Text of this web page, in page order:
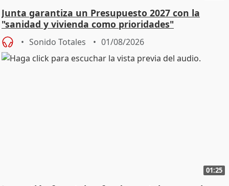
Junta garantiza un Presupuesto 2027 con la
"sanidad y vivienda como prioridades"
Sonido Totales 01/08/2026
01:25